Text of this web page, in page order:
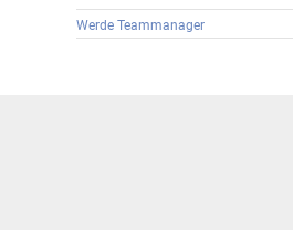
Werde Teammanager